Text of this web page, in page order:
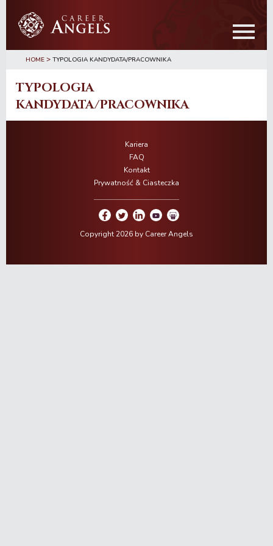
treści
głównego
bocznego
HOME > TYPOLOGIA KANDYDATA/PRACOWNIKA
TYPOLOGIA
KANDYDATA/PRACOWNIKA
Kariera
FAQ
Kontakt
Copyright 2026 by Career Angels
Prywatność & Ciasteczka